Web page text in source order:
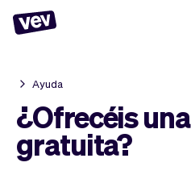
Software de gestión
para PYMES
Software de entregas
Ayuda
¿Ofrecéis
gratuita?